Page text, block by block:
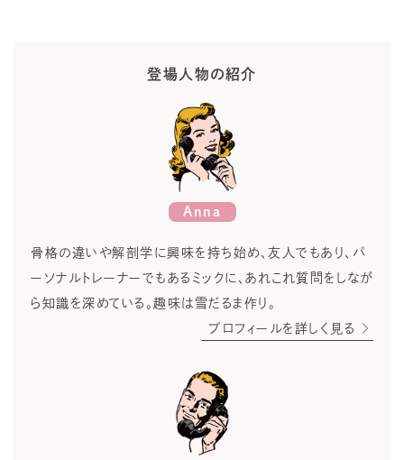
登場人物の紹介
Anna
骨格の違いや解剖学に興味を持ち始め、友人でもあり、パ
ーソナルトレーナーでもあるミックに、あれこれ質問をしなが
ら知識を深めている。趣味は雪だるま作り。
プロフィールを詳しく見る